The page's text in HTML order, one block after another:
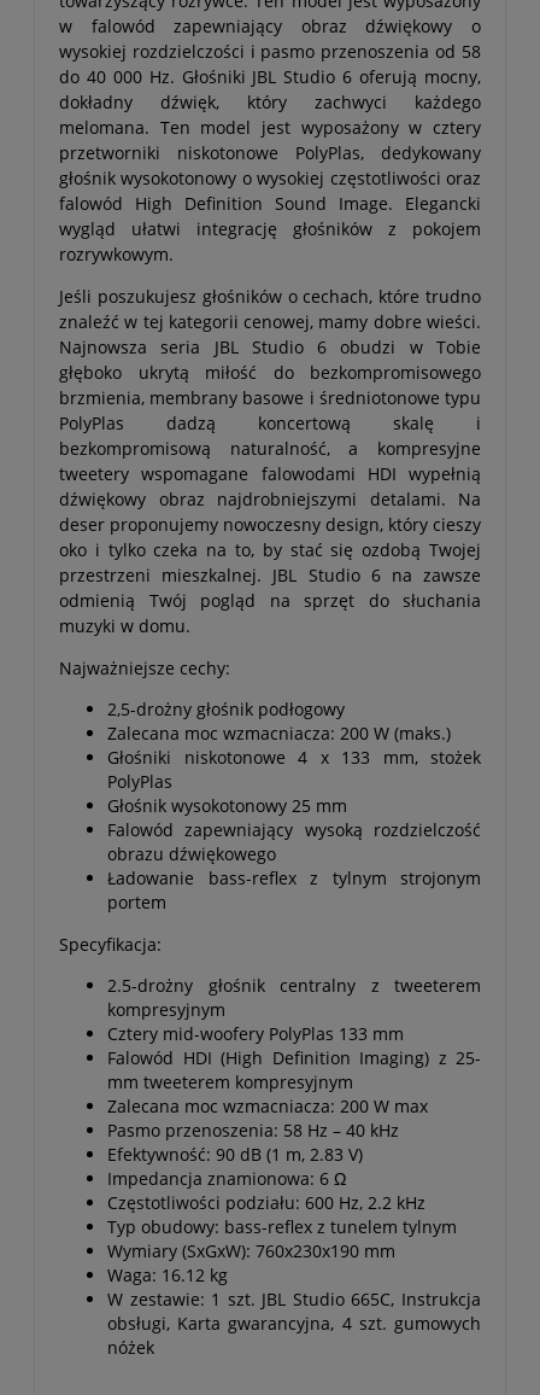
w falowód zapewniający obraz dźwiękowy o
wysokiej rozdzielczości i pasmo przenoszenia od 58
do 40 000 Hz. Głośniki JBL Studio 6 oferują mocny,
dokładny dźwięk, który zachwyci każdego
melomana. Ten model jest wyposażony w cztery
przetworniki niskotonowe PolyPlas, dedykowany
głośnik wysokotonowy o wysokiej częstotliwości oraz
falowód High Definition Sound Image. Elegancki
wygląd ułatwi integrację głośników z pokojem
rozrywkowym.
Jeśli poszukujesz głośników o cechach, które trudno
znaleźć w tej kategorii cenowej, mamy dobre wieści.
Najnowsza seria JBL Studio 6 obudzi w Tobie
głęboko ukrytą miłość do bezkompromisowego
brzmienia, membrany basowe i średniotonowe typu
PolyPlas dadzą koncertową skalę i
bezkompromisową naturalność, a kompresyjne
tweetery wspomagane falowodami HDI wypełnią
dźwiękowy obraz najdrobniejszymi detalami. Na
deser proponujemy nowoczesny design, który cieszy
oko i tylko czeka na to, by stać się ozdobą Twojej
przestrzeni mieszkalnej. JBL Studio 6 na zawsze
odmienią Twój pogląd na sprzęt do słuchania
muzyki w domu.
Najważniejsze cechy:
2,5-drożny głośnik podłogowy
Zalecana moc wzmacniacza: 200 W (maks.)
Głośniki niskotonowe 4 x 133 mm, stożek
PolyPlas
Głośnik wysokotonowy 25 mm
Falowód zapewniający wysoką rozdzielczość
obrazu dźwiękowego
Ładowanie bass-reflex z tylnym strojonym
portem
Specyfikacja:
2.5-drożny głośnik centralny z tweeterem
kompresyjnym
Cztery mid-woofery PolyPlas 133 mm
Falowód HDI (High Definition Imaging) z 25-
mm tweeterem kompresyjnym
Zalecana moc wzmacniacza: 200 W max
Pasmo przenoszenia: 58 Hz – 40 kHz
Efektywność: 90 dB (1 m, 2.83 V)
Impedancja znamionowa: 6 Ω
Częstotliwości podziału: 600 Hz, 2.2 kHz
Typ obudowy: bass-reflex z tunelem tylnym
Wymiary (SxGxW): 760x230x190 mm
Waga: 16.12 kg
W zestawie: 1 szt. JBL Studio 665C, Instrukcja
obsługi, Karta gwarancyjna, 4 szt. gumowych
nóżek